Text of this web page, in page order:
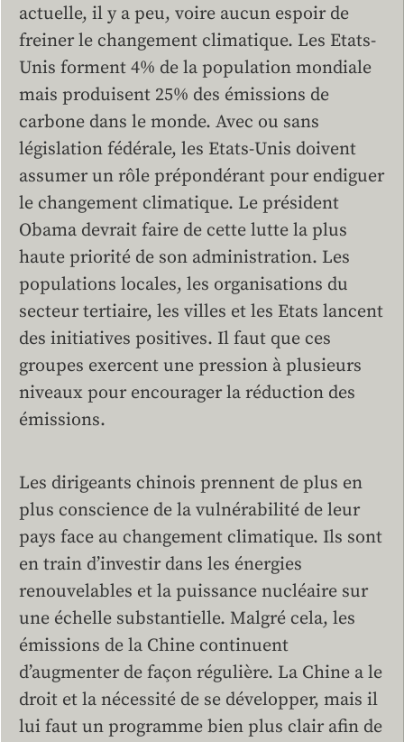
actuelle, il y a peu, voire aucun espoir de
freiner le changement climatique. Les Etats-
Unis forment 4% de la population mondiale
mais produisent 25% des émissions de
carbone dans le monde. Avec ou sans
législation fédérale, les Etats-Unis doivent
assumer un rôle prépondérant pour endiguer
le changement climatique. Le président
Obama devrait faire de cette lutte la plus
haute priorité de son administration. Les
populations locales, les organisations du
secteur tertiaire, les villes et les Etats lancent
des initiatives positives. Il faut que ces
groupes exercent une pression à plusieurs
niveaux pour encourager la réduction des
émissions.
Les dirigeants chinois prennent de plus en
plus conscience de la vulnérabilité de leur
pays face au changement climatique. Ils sont
en train d’investir dans les énergies
renouvelables et la puissance nucléaire sur
une échelle substantielle. Malgré cela, les
émissions de la Chine continuent
d’augmenter de façon régulière. La Chine a le
droit et la nécessité de se développer, mais il
lui faut un programme bien plus clair afin de